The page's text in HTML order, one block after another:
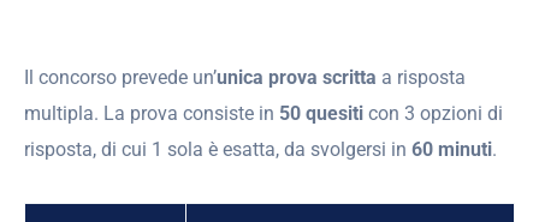
Il concorso prevede un’unica prova scritta a risposta
multipla. La prova consiste in 50 quesiti con 3 opzioni di
risposta, di cui 1 sola è esatta, da svolgersi in 60 minuti.